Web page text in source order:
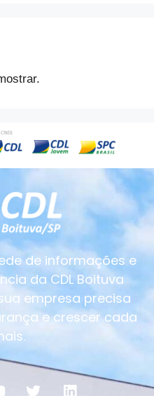
de informações e
da CDL Boituva
empresa precisa
e crescer cada